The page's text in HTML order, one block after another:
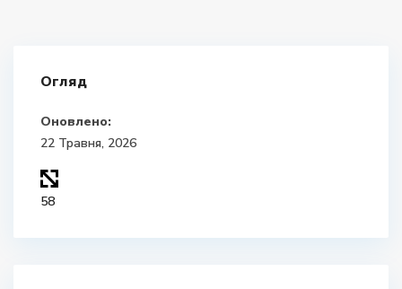
Огляд
Оновлено:
22 Травня, 2026
58